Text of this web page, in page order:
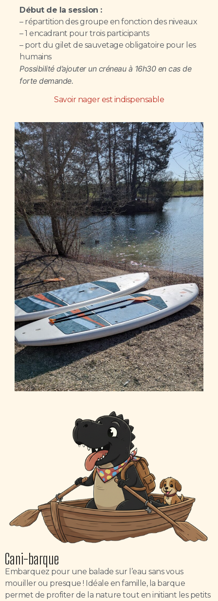
Début de la session :
– répartition des groupe en fonction des niveaux
– 1 encadrant pour trois participants
– port du gilet de sauvetage obligatoire pour les
humains
Possibilité d’ajouter un créneau à 16h30 en cas de
forte demande.
Savoir nager est indispensable
Cani-barque
Embarquez pour une balade sur l’eau sans vous
mouiller ou presque ! Idéale en famille, la barque
permet de profiter de la nature tout en initiant les petits